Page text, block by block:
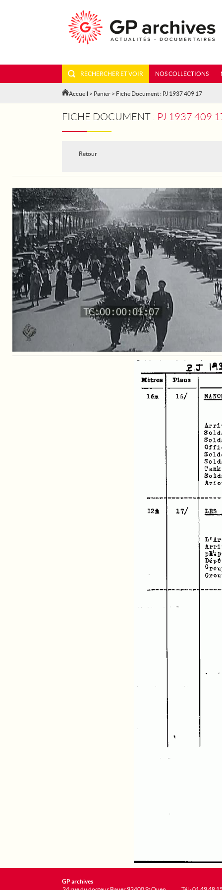
RECHERCHER ET VOIR NOS COLLECTIONS
Accueil > Panier > Fiche Document : PJ 1937 409 17
FICHE DOCUMENT : PJ 1937 409
Retour
GP archives